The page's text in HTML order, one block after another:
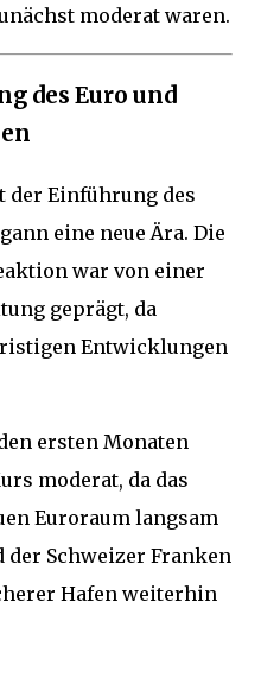
moderat waren.
des Euro und
der Einführung des
eine neue Ära. Die
war von einer
geprägt, da
Entwicklungen
ersten Monaten
moderat, da das
Euroraum langsam
der Schweizer Franken
Hafen weiterhin